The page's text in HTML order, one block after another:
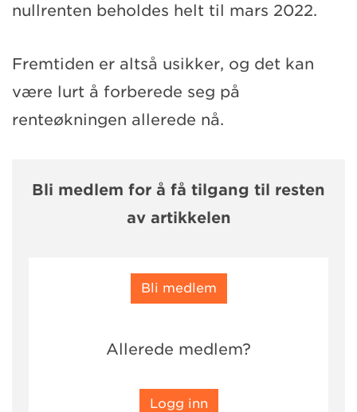
nullrenten beholdes helt til mars 2022.
Fremtiden er altså usikker, og det kan
være lurt å forberede seg på
renteøkningen allerede nå.
Bli medlem for å få tilgang til resten
av artikkelen
Bli medlem
Allerede medlem?
Logg inn